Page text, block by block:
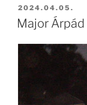
2024.04.05.
Major Árpád